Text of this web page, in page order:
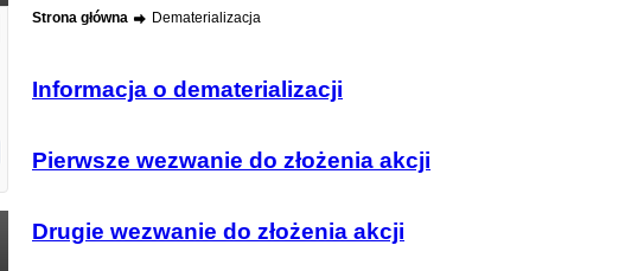
Strona główna Dematerializacja
Informacja o dematerializacji
Pierwsze wezwanie do złożenia akcji
Drugie wezwanie do złożenia akcji